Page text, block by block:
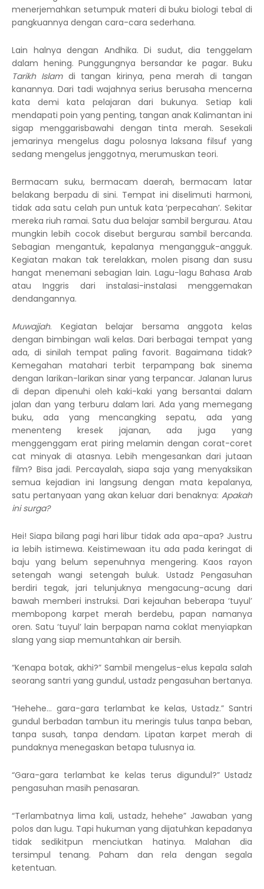
menerjemahkan setumpuk materi di buku biologi tebal di
pangkuannya dengan cara-cara sederhana.
Lain halnya dengan Andhika. Di sudut, dia tenggelam
dalam hening. Punggungnya bersandar ke pagar. Buku
Tarikh Islam di tangan kirinya, pena merah di tangan
kanannya. Dari tadi wajahnya serius berusaha mencerna
kata demi kata pelajaran dari bukunya. Setiap kali
mendapati poin yang penting, tangan anak Kalimantan ini
sigap menggarisbawahi dengan tinta merah. Sesekali
jemarinya mengelus dagu polosnya laksana filsuf yang
sedang mengelus jenggotnya, merumuskan teori.
Bermacam suku, bermacam daerah, bermacam latar
belakang berpadu di sini. Tempat ini diselimuti harmoni,
tidak ada satu celah pun untuk kata ‘perpecahan’. Sekitar
mereka riuh ramai. Satu dua belajar sambil bergurau. Atau
mungkin lebih cocok disebut bergurau sambil bercanda.
Sebagian mengantuk, kepalanya mengangguk-angguk.
Kegiatan makan tak terelakkan, molen pisang dan susu
hangat menemani sebagian lain. Lagu-lagu Bahasa Arab
atau Inggris dari instalasi-instalasi menggemakan
dendangannya.
Muwajjah. Kegiatan belajar bersama anggota kelas
dengan bimbingan wali kelas. Dari berbagai tempat yang
ada, di sinilah tempat paling favorit. Bagaimana tidak?
Kemegahan matahari terbit terpampang bak sinema
dengan larikan-larikan sinar yang terpancar. Jalanan lurus
di depan dipenuhi oleh kaki-kaki yang bersantai dalam
jalan dan yang terburu dalam lari. Ada yang memegang
buku, ada yang mencangking sepatu, ada yang
menenteng kresek jajanan, ada juga yang
menggenggam erat piring melamin dengan corat-coret
cat minyak di atasnya. Lebih mengesankan dari jutaan
film? Bisa jadi. Percayalah, siapa saja yang menyaksikan
semua kejadian ini langsung dengan mata kepalanya,
satu pertanyaan yang akan keluar dari benaknya: Apakah
ini surga?
Hei! Siapa bilang pagi hari libur tidak ada apa-apa? Justru
ia lebih istimewa. Keistimewaan itu ada pada keringat di
baju yang belum sepenuhnya mengering. Kaos rayon
setengah wangi setengah buluk. Ustadz Pengasuhan
berdiri tegak, jari telunjuknya mengacung-acung dari
bawah memberi instruksi. Dari kejauhan beberapa ‘tuyul’
membopong karpet merah berdebu, papan namanya
oren. Satu ‘tuyul’ lain berpapan nama coklat menyiapkan
slang yang siap memuntahkan air bersih.
“Kenapa botak, akhi?” Sambil mengelus-elus kepala salah
seorang santri yang gundul, ustadz pengasuhan bertanya.
“Hehehe… gara-gara terlambat ke kelas, Ustadz.” Santri
gundul berbadan tambun itu meringis tulus tanpa beban,
tanpa susah, tanpa dendam. Lipatan karpet merah di
pundaknya menegaskan betapa tulusnya ia.
“Gara-gara terlambat ke kelas terus digundul?” Ustadz
pengasuhan masih penasaran.
“Terlambatnya lima kali, ustadz, hehehe” Jawaban yang
polos dan lugu. Tapi hukuman yang dijatuhkan kepadanya
tidak sedikitpun menciutkan hatinya. Malahan dia
tersimpul tenang. Paham dan rela dengan segala
ketentuan.